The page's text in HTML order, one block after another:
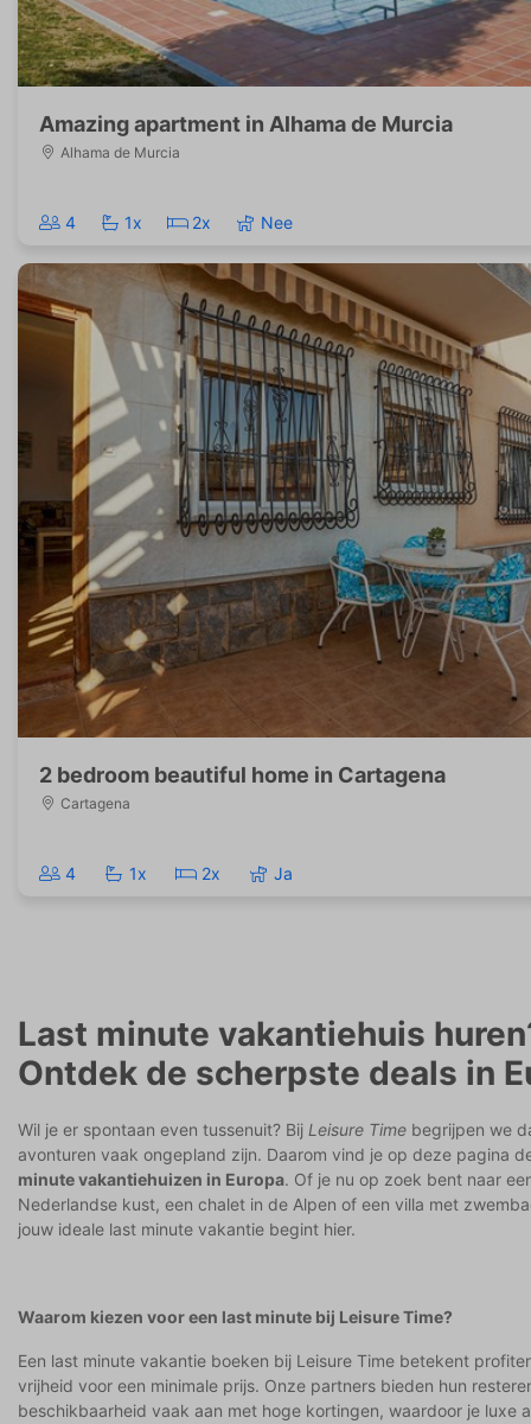
Amazing apartment in Alhama de Murcia
Alhama de Murcia
4 1x 2x Nee
2 bedroom beautiful home in Cartagena
Cartagena
4 1x 2x Ja
Last minute vakantiehuis
Ontdek de scherpste deals in
Wil je er spontaan even tussenuit? Bij Leisure Time begrijpen we
avonturen vaak ongepland zijn. Daarom vind je op deze pagina
minute vakantiehuizen in Europa. Of je nu op zoek bent naar
Nederlandse kust, een chalet in de Alpen of een villa met
jouw ideale last minute vakantie begint hier.
Waarom kiezen voor een last minute bij Leisure Time?
Een last minute vakantie boeken bij Leisure Time betekent
vrijheid voor een minimale prijs. Onze partners bieden hun
beschikbaarheid vaak aan met hoge kortingen, waardoor je luxe